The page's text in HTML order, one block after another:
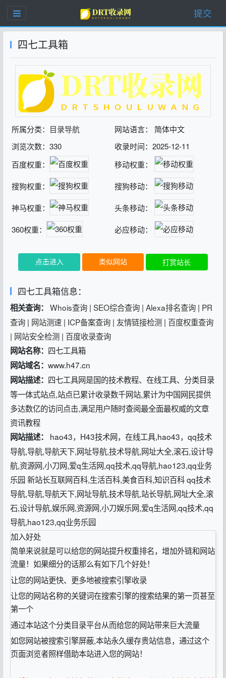
提交
四七工具箱
所属分类： 目录导航
网站语言： 简体中文
浏览次数：330
收录时间：2025-12-11
百度权重：
移动权重：
搜狗权重： 搜狗移动：
神马权重： 头条移动：
360权重： 必应移动：
点击进入 类似网站 打赏站长
四七工具箱信息：
相关查询： Whois查询 | SEO综合查询 | Alexa排名查询 | PR
查询 | 网站测速 | ICP备案查询 | 友情链接检测 | 百度权重查询
| 网站安全检测 | 百度收录查询
网站名称： 四七工具箱
网站域名： www.h47.cn
网站描述： 四七工具网是国的技术教程、在线工具、分类目录
等一体式站点,站点已累计收录数千网站,累计为中国网民提供
多达数亿的访问点击,满足用户随时查阅最全面最权威的文章
资讯教程
网站描述：
hao43，H43技术网，在线工具,hao43，qq技术
导航,导航,导航天下,网址导航,技术导航,网址大全,滚石,设计导
航,资源网,小刀网,爱q生活网,qq技术,qq导航,hao123,qq业务
乐园 新站长互联网百科,生活百科,美食百科,知识百科 qq技术
导航,导航,导航天下,网址导航,技术导航,站长导航,网址大全,滚
石,设计导航,娱乐网,资源网,小刀娱乐网,爱q生活网,qq技术,qq
导航,hao123,qq业务乐园
加入好处
简单来说就是可以给您的网站提升权重排名，增加外链和网站
流量！如果细分的话那么有如下几个好处！
让您的网站更快、更多地被搜索引擎收录
让您的网站名称的关键词在搜索引擎的搜索结果的第一页甚至
第一个
通过本站这个分类目录平台从而给您的网站带来巨大流量
如您网站被搜索引擎屏蔽,本站永久缓存贵站信息，通过这个
页面浏览者照样借助本站进入您的网站！